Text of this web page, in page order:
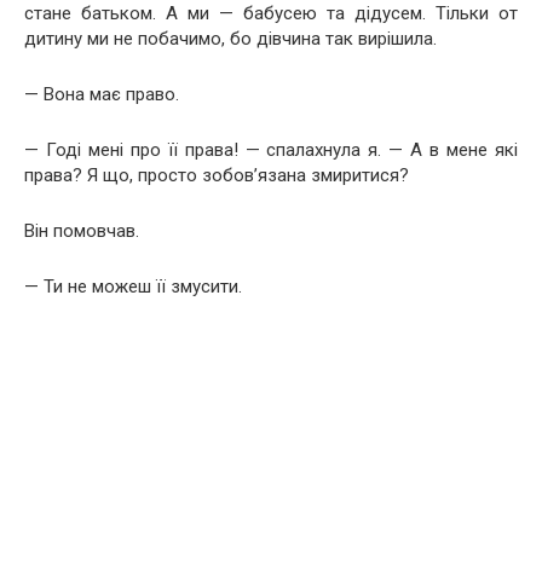
стане батьком. А ми — бабусею та дідусем. Тільки от
дитину ми не побачимо, бо дівчина так вирішила.
— Вона має право.
— Годі мені про її права! — спалахнула я. — А в мене які
права? Я що, просто зобов’язана змиритися?
Він помовчав.
— Ти не можеш її змусити.